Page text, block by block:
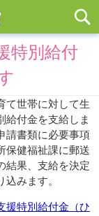
特別給付
て世帯に対して生
給付金を支給しま
請書類に必要事項
保健福祉課に郵送
結果、支給を決定
みます。
援特別給付金（ひ